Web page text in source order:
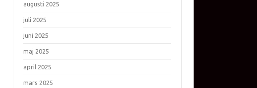
augusti 2025
juli 2025
juni 2025
maj 2025
april 2025
mars 2025